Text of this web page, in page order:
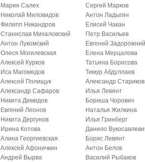
Мария Салех
Николай Миловидов
Филипп Никандров
Станислав Михаловский
Антон Лукомский
Олеся Могилевская
Алексей Курков
Иса Магомедов
Алексей Полищук
Александр Сафаров
Никита Демидов
Евгений Леонов
Никита Дергунов
Ирина Котова
Алина Георгиевская
Алексей Афоничкин
Андрей Вырва
Сергей Марков
Антон Ладыгин
Елисей Чакан
Петр Васильев
Евгений
Елена Мерцалова
Татьяна Борисова
Тимур Абдуллаев
Александр Стариков
Илья Левянт
Бориша Чорович
Наталья Жилкина
Илья Гринберг
Данило
Борис Левянт
Антон Белов
Василий Рыбаков